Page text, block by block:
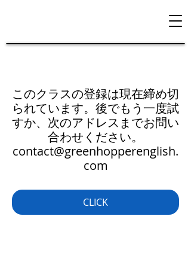
このクラスの登録は現在締め切
られています。後でもう一度試
すか、次のアドレスまでお問い
合わせください。
contact@greenhopperenglish.
com
CLICK